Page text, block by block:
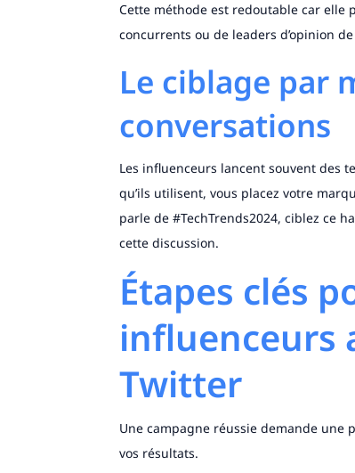
Cette méthode est redoutable car elle
concurrents ou de leaders d’opinion
Le ciblage par
conversations
Les influenceurs lancent souvent des
qu’ils utilisent, vous placez votre
parle de #TechTrends2024, ciblez ce
cette discussion.
Étapes clés
influenceurs
Twitter
Une campagne réussie demande
vos résultats.